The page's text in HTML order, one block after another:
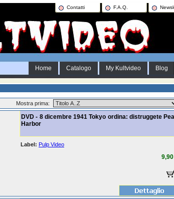
Contatti F.A.Q.
Home Catalogo My Kultvideo Blog
Mostra prima:
DVD - 8 dicembre 1941 Tokyo ordina: distruggete
Harbor
Label: Pulp Video